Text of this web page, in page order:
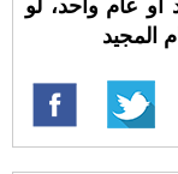
المجيد